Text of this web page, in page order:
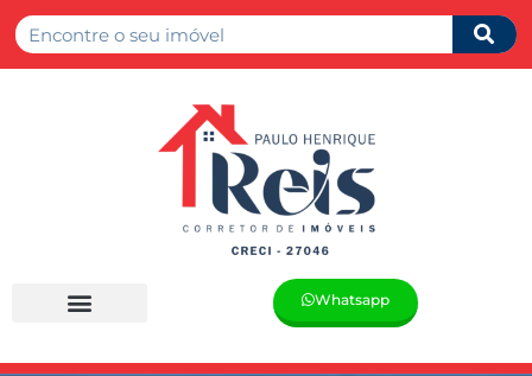
Whatsapp